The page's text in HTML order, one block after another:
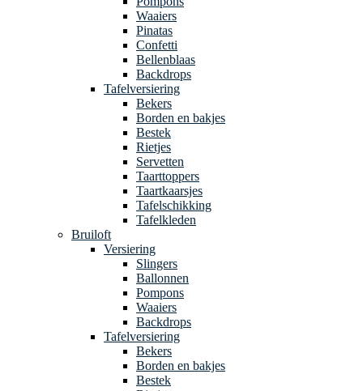
Waaiers
Pinatas
Confetti
Bellenblaas
Backdrops
Tafelversiering
Bekers
Borden en bakjes
Bestek
Rietjes
Servetten
Taarttoppers
Taartkaarsjes
Tafelschikking
Tafelkleden
Bruiloft
Versiering
Slingers
Ballonnen
Pompons
Waaiers
Backdrops
Tafelversiering
Bekers
Borden en bakjes
Bestek